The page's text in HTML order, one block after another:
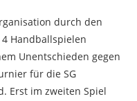
durch den
Handballspielen
Unentschieden gegen
für die SG
Erst im zweiten Spiel